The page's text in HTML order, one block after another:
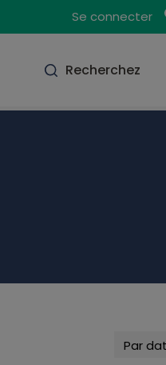
Se connecter
Recherchez